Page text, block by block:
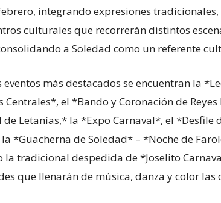
integrando expresiones
culturales que recorrerán distintos
a Soledad como un referente
eventos más destacados se encuentran la
Centrales*, el *Bando y Coronación de
de Letanías,* la *Expo Carnaval*, el
*Guacherna de Soledad* – *Noche de
la tradicional despedida de *Joselito
que llenarán de música, danza y color las